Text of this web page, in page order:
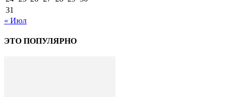
31
« Июл
ЭТО ПОПУЛЯРНО